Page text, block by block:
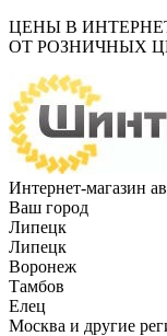
ЦЕНЫ В
ОТ РОЗНИЧНЫХ
Интернет-магазин
Ваш город
Липецк
Липецк
Воронеж
Тамбов
Елец
Москва и другие